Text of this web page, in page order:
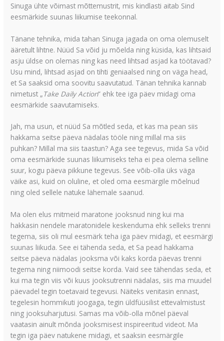
Sinuga ühte võimast mõttemustrit, mis kindlasti aitab Sind
eesmärkide suunas liikumise teekonnal.
Tänane tehnika, mida tahan Sinuga jagada on oma olemuselt
ääretult lihtne. Nüüd Sa võid ju mõelda ning küsida, kas lihtsaid
asju üldse on olemas ning kas need lihtsad asjad ka töötavad?
Usu mind, lihtsad asjad on tihti geniaalsed ning on väga head,
et Sa saaksid oma soovitu saavutatud. Tänan tehnika kannab
nimetust „Take Daily Action“ ehk tee iga päev midagi oma
eesmärkide saavutamiseks.
Jah, ma usun, et nüüd Sa mõtled seda, et kas ma pean siis
hakkama seitse päeva nädalas tööle ning millal ma siis
puhkan? Millal ma siis taastun? Aga see tegevus, mida Sa võid
oma eesmärkide suunas liikumiseks teha ei pea olema selline
suur, kogu päeva pikkune tegevus. See võib-olla üks väga
väike asi, kuid on oluline, et oled oma eesmärgile mõelnud
ning oled sellele natuke lähemale saanud.
Ma olen elus mitmeid maratone jooksnud ning kui ma
hakkasin nendele maratonidele keskenduma ehk selleks trenni
tegema, siis oli mul eesmärk teha iga päev midagi, et eesmärgi
suunas liikuda. See ei tähenda seda, et Sa pead hakkama
seitse päeva nädalas jooksma või kaks korda päevas trenni
tegema ning niimoodi seitse korda. Vaid see tähendas seda, et
kui ma tegin viis või kuus jooksutrenni nädalas, siis ma muudel
päevadel tegin toetavaid tegevusi. Näiteks venitasin ennast,
tegelesin hommikuti joogaga, tegin üldfüüsilist ettevalmistust
ning jooksuharjutusi. Samas ma võib-olla mõnel päeval
vaatasin ainult mõnda jooksmisest inspireeritud videot. Ma
tegin iga päev natukene midagi, et saaksin eesmärgile